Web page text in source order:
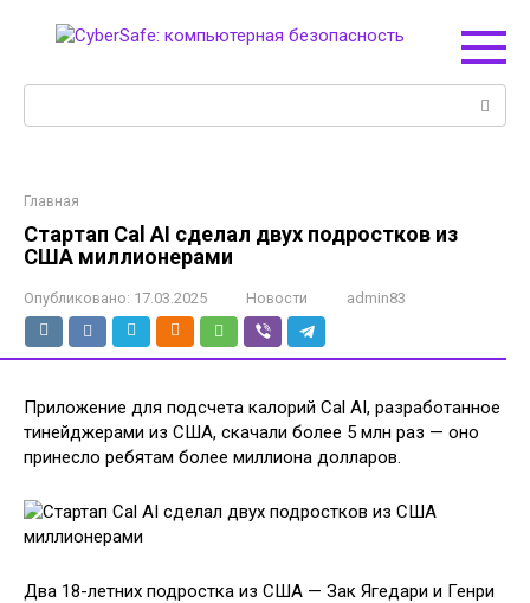
Главная
Стартап Cal AI сделал двух подростков из
США миллионерами
Опубликовано: 17.03.2025 Новости admin83
Приложение для подсчета калорий Cal AI, разработанное
тинейджерами из США, скачали более 5 млн раз — оно
принесло ребятам более миллиона долларов.
Два 18-летних подростка из США — Зак Ягедари и Генри